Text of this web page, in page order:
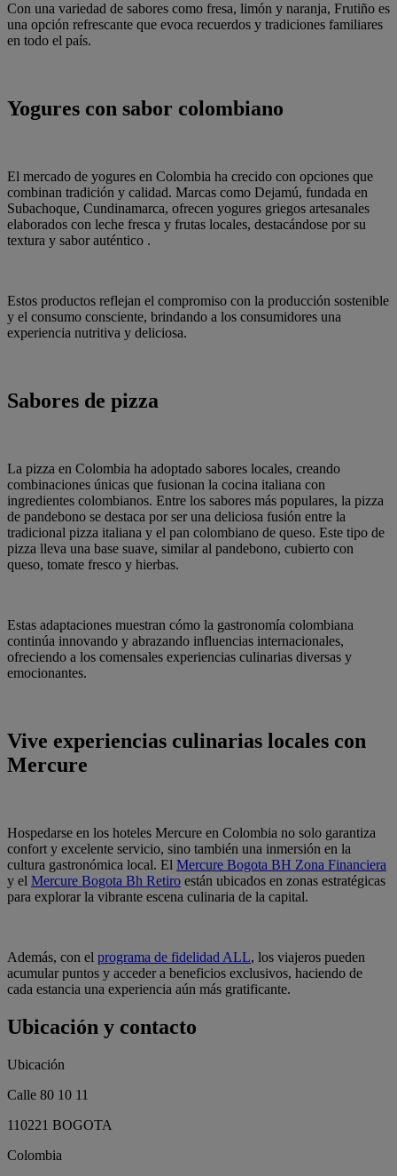
Con una variedad de sabores como fresa, limón y naranja, Frutiño es
una opción refrescante que evoca recuerdos y tradiciones familiares
en todo el país.
Yogures con sabor colombiano
El mercado de yogures en Colombia ha crecido con opciones que
combinan tradición y calidad. Marcas como Dejamú, fundada en
Subachoque, Cundinamarca, ofrecen yogures griegos artesanales
elaborados con leche fresca y frutas locales, destacándose por su
textura y sabor auténtico .
Estos productos reflejan el compromiso con la producción sostenible
y el consumo consciente, brindando a los consumidores una
experiencia nutritiva y deliciosa.
Sabores de pizza
La pizza en Colombia ha adoptado sabores locales, creando
combinaciones únicas que fusionan la cocina italiana con
ingredientes colombianos. Entre los sabores más populares, la pizza
de pandebono se destaca por ser una deliciosa fusión entre la
tradicional pizza italiana y el pan colombiano de queso. Este tipo de
pizza lleva una base suave, similar al pandebono, cubierto con
queso, tomate fresco y hierbas.
Estas adaptaciones muestran cómo la gastronomía colombiana
continúa innovando y abrazando influencias internacionales,
ofreciendo a los comensales experiencias culinarias diversas y
emocionantes.
Vive experiencias culinarias locales con
Mercure
Hospedarse en los hoteles Mercure en Colombia no solo garantiza
confort y excelente servicio, sino también una inmersión en la
cultura gastronómica local. El Mercure Bogota BH Zona Financiera
y el Mercure Bogota Bh Retiro están ubicados en zonas estratégicas
para explorar la vibrante escena culinaria de la capital.
Además, con el programa de fidelidad ALL, los viajeros pueden
acumular puntos y acceder a beneficios exclusivos, haciendo de
cada estancia una experiencia aún más gratificante.
Ubicación y contacto
Ubicación
Calle 80 10 11
110221 BOGOTA
Colombia